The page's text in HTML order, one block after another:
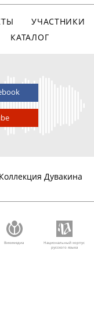
УЧАСТНИКИ
КАТАЛОГ
Коллекция Дувакина
Викимедиа
Национальный корпус
русского языка